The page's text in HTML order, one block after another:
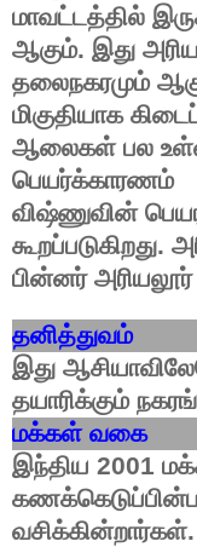
மாவட்டத்தில்
ஆகும். இது
தலைநகரமும்
மிகுதியாக
ஆலைகள் பல
பெயர்க்காரணம்
விஷ்ணுவின்
கூறப்படுகிறது.
பின்னர் அரியலூர்
தனித்துவம்
இது
தயாரிக்கும்
மக்கள் வகை
இந்திய 2001
வசிக்கின்றார்கள்.